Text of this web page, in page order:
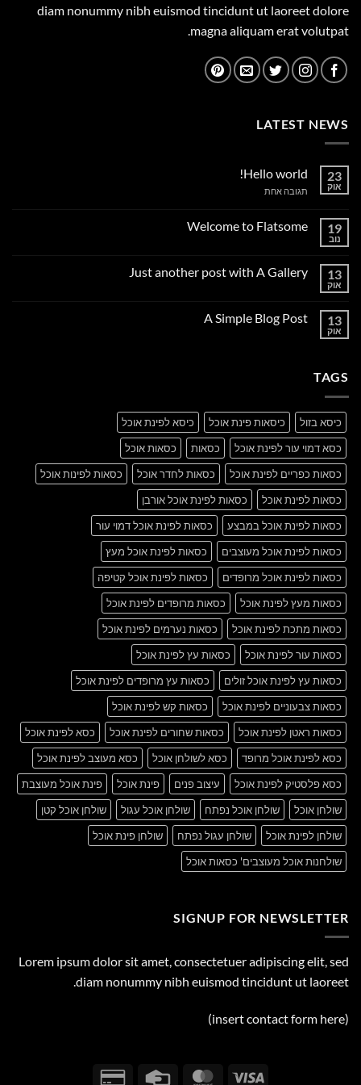
diam nonummy nibh euismod tincidunt ut laoreet dolore
magna aliquam erat volutpat.
LATEST NEWS
23
אוק
Hello world!
תגובה אחתעל
19
נוב
Welcome to Flatsome
Welcome
13
אוק
Just another post with A Gallery
Just
13
אוק
A Simple Blog Post
TAGS
כיסא בזול כיסאות פינת אוכל
כיסא לפינת אוכל
כסא דמוי עור לפינת אוכל
כסאות
כסאות אוכל
כסאות כפריים לפינת אוכל
כסאות לחדר אוכל
כסאות לפינות אוכל
כסאות לפינת אוכל
כסאות לפינת אוכל אורבן
כסאות לפינת אוכל במבצע
כסאות לפינת אוכל דמוי עור
כסאות לפינת אוכל מעוצבים
כסאות לפינת אוכל מעץ
כסאות לפינת אוכל מרופדים
כסאות לפינת אוכל קטיפה
כסאות מעץ לפינת אוכל
כסאות מרופדים לפינת אוכל
כסאות מתכת לפינת אוכל
כסאות נערמים לפינת אוכל
כסאות עור לפינת אוכל
כסאות עץ לפינת אוכל
כסאות עץ לפינת אוכל זולים
כסאות עץ מרופדים לפינת אוכל
כסאות צבעוניים לפינת אוכל
כסאות קש לפינת אוכל
כסאות ראטן לפינת אוכל
כסאות שחורים לפינת אוכל
כסא לפינת אוכל
כסא לפינת אוכל מרופד
כסא לשולחן אוכל
כסא מעוצב לפינת אוכל
כסא פלסטיק לפינת אוכל
עיצוב פנים פינת אוכל
פינת אוכל מעוצבת
שולחן אוכל
שולחן אוכל נפתח שולחן אוכל עגול
שולחן אוכל קטן
שולחן לפינת אוכל
שולחן עגול נפתח
שולחן פינת אוכל
שולחנות אוכל מעוצבים' כסאות אוכל
SIGNUP FOR NEWSLETTER
Lorem ipsum dolor sit amet, consectetuer adipiscing elit, sed
diam nonummy nibh euismod tincidunt ut laoreet.
(insert contact form here)
Visa
MasterCard
Credit